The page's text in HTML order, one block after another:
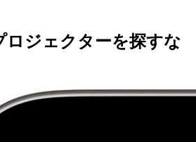
ロジェクターを探すな